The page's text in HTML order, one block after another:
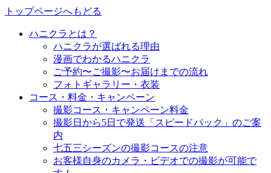
トップページへもどる
ハニクラとは？
ハニクラが選ばれる理由
漫画でわかるハニクラ
ご予約〜ご撮影〜お届けまでの流れ
フォトギャラリー・衣装
コース・料金・キャンペーン
撮影コース・キャンペーン料金
撮影日から5日で発送「スピードパック」のご案
内
七五三シーズンの撮影コースの注意
お客様自身のカメラ・ビデオでの撮影が可能で